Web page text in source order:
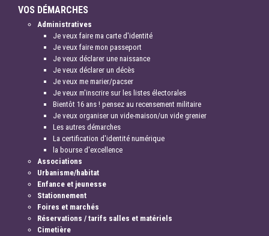
VOS DÉMARCHES
Administratives
Je veux faire ma carte d'identité
Je veux faire mon passeport
Je veux déclarer une naissance
Je veux déclarer un décès
Je veux me marier/pacser
Je veux m'inscrire sur les listes électorales
Bientôt 16 ans ! pensez au recensement militaire
Je veux organiser un vide-maison/un vide grenier
Les autres démarches
La certification d'identité numérique
la bourse d'excellence
Associations
Urbanisme/habitat
Enfance et jeunesse
Stationnement
Foires et marchés
Réservations / tarifs salles et matériels
Cimetière